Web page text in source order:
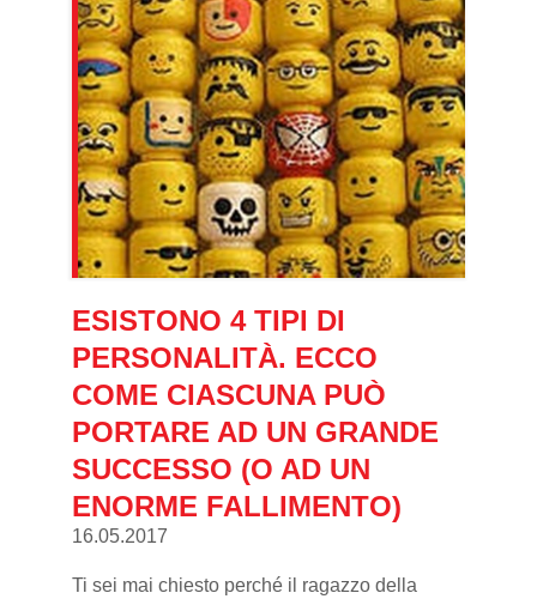
ESISTONO 4 TIPI DI
PERSONALITÀ. ECCO
COME CIASCUNA PUÒ
PORTARE AD UN GRANDE
SUCCESSO (O AD UN
ENORME FALLIMENTO)
16.05.2017
Ti sei mai chiesto perché il ragazzo della